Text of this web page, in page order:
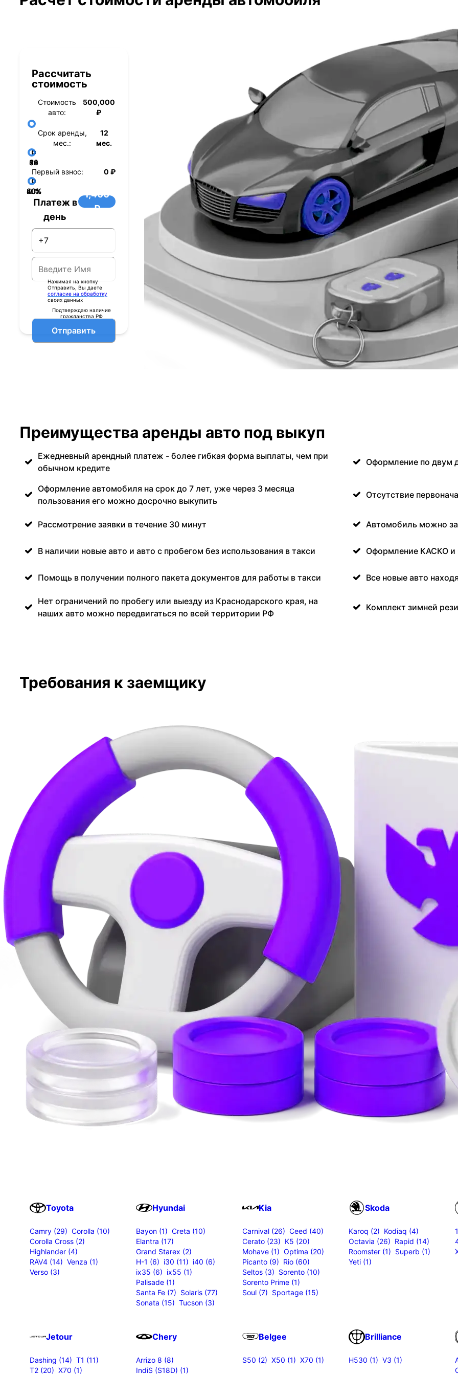
Рассчитать
стоимость
Стоимость
авто:
500,000
₽
Срок аренды,
мес.:
12
мес.
12
24
36
48
60
72
84
Первый взнос:
0 ₽
0%
20%
40%
60%
80%
Платеж в
день
1,400
₽
Нажимая на кнопку
Отправить, Вы даете
согласие на обработку
своих данных
Подтверждаю наличие
гражданства РФ
Отправить
Преимущества аренды авто под выкуп
Ежедневный арендный платеж - более гибкая форма выплаты, чем при
обычном кредите
Оформление по двум
Оформление автомобиля на срок до 7 лет, уже через 3 месяца
пользования его можно досрочно выкупить
Отсутствие
Рассмотрение заявки в течение 30 минут Автомобиль можно
В наличии новые авто и авто с пробегом без использования в такси Оформление КАСКО
Помощь в получении полного пакета документов для работы в такси Все новые авто
Нет ограничений по пробегу или выезду из Краснодарского края, на
наших авто можно передвигаться по всей территории РФ
Комплект зимней
Требования к заемщику
Toyota
Camry (29) Corolla (10)
Corolla Cross (2)
Highlander (4)
RAV4 (14) Venza (1)
Verso (3)
Hyundai
Bayon (1) Creta (10)
Elantra (17)
Grand Starex (2)
H-1 (6) i30 (11) i40 (6)
ix35 (6) ix55 (1)
Palisade (1)
Santa Fe (7) Solaris (77)
Sonata (15) Tucson (3)
Kia
Carnival (26) Ceed (40)
Cerato (23) K5 (20)
Mohave (1) Optima (20)
Picanto (9) Rio (60)
Seltos (3) Sorento (10)
Sorento Prime (1)
Soul (7) Sportage (15)
Skoda
Karoq (2) Kodiaq (4)
Octavia (26) Rapid (14)
Roomster (1) Superb (1)
Yeti (1)
Jetour
Dashing (14) T1 (11)
T2 (20) X70 (1)
Chery
Arrizo 8 (8)
IndiS (S18D) (1)
Belgee
S50 (2) X50 (1) X70 (1)
Brilliance
H530 (1) V3 (1)